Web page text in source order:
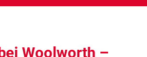
Woolworth –